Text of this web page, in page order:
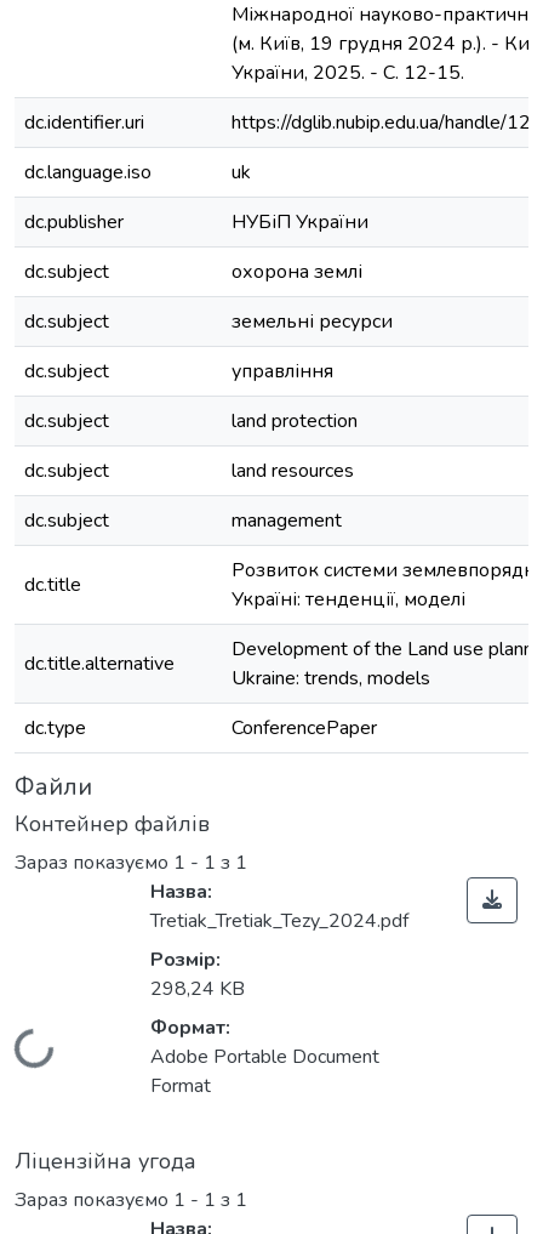
Міжнародної науково-
(м. Київ, 19 грудня 2024 р.). -
України, 2025. - С. 12-15.
dc.identifier.uri
https://dglib.nubip.edu.ua/handle/
dc.language.iso
uk
dc.publisher
НУБіП України
dc.subject
охорона землі
dc.subject
земельні ресурси
dc.subject
управління
dc.subject
land protection
dc.subject
land resources
dc.subject
management
dc.title
Розвиток системи
Україні: тенденції, моделі
dc.title.alternative
Development of the Land use
Ukraine: trends, models
dc.type
ConferencePaper
Файли
Контейнер файлів
Зараз показуємо 1 - 1 з 1
Вантажиться...
Назва:
Tretiak_Tretiak_Tezy_2024.pdf
Розмір:
298,24 KB
Формат:
Adobe Portable Document
Format
Ліцензійна угода
Зараз показуємо 1 - 1 з 1